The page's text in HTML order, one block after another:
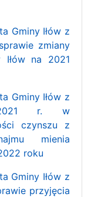
Gminy Iłów z
zmiany
Iłów na 2021
Gminy Iłów z
r. w
czynszu z
mienia
roku
Gminy Iłów z
przyjęcia